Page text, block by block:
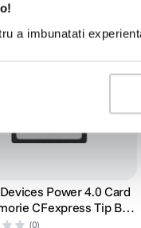
a imbunatati
Power 4.0 Card
CFexpress Tip B
W3210
(0)